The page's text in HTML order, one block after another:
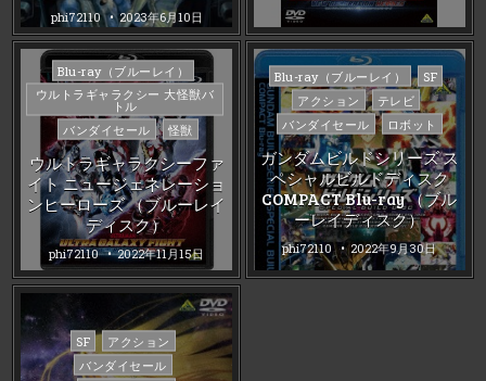
phi72110 2023年6月10日
Posted
in
Blu-ray（ブルーレイ）
ウルトラギャラクシー 大怪獣バ
トル
バンダイセール
怪獣
ウルトラギャラクシーファ
イト ニュージェネレーショ
ンヒーローズ （ブルーレイ
ディスク）
phi72110 2022年11月15日
Posted
in
Blu-ray（ブルーレイ）
SF
アクション
テレビ
バンダイセール
ロボット
ガンダムビルドシリーズ ス
ペシャルビルドディスク
COMPACT Blu-ray （ブル
ーレイディスク）
phi72110 2022年9月30日
Posted
in
SF
アクション
バンダイセール